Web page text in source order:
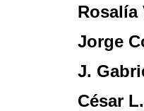
Rosalía
Jorge
J.
César